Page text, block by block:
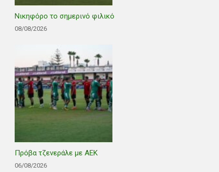
Νικηφόρο το σημερινό φιλικό
08/08/2026
Πρόβα τζενεράλε με ΑΕΚ
06/08/2026